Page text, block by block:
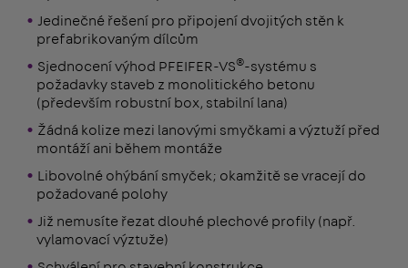
Jedinečné řešení pro připojení dvojitých stěn k
prefabrikovaným dílcům
Sjednocení výhod PFEIFER-VS®-systému s
požadavky staveb z monolitického betonu
(především robustní box, stabilní lana)
Žádná kolize mezi lanovými smyčkami a výztuží před
montáží ani během montáže
Libovolné ohýbání smyček; okamžitě se vracejí do
požadované polohy
Již nemusíte řezat dlouhé plechové profily (např.
vylamovací výztuže)